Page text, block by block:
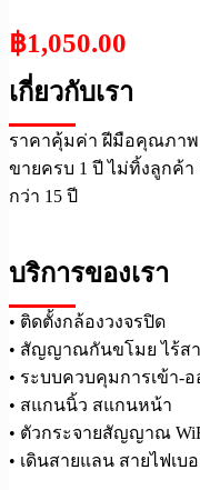
฿1,050.00
เกี่ยวกับเรา
ราคาคุ้มค่า ฝีมือคุณภาพ
ขายครบ 1 ปี ไม่ทิ้งลูกค้
กว่า 15 ปี
บริการของเรา
• ติดตั้งกล้องวงจรปิด
• สัญญาณกันขโมย ไร้สา
• ระบบควบคุมการเข้า-อ
• สแกนนิ้ว สแกนหน้า
• ตัวกระจายสัญญาณ
• เดินสายแลน สายไฟเบ